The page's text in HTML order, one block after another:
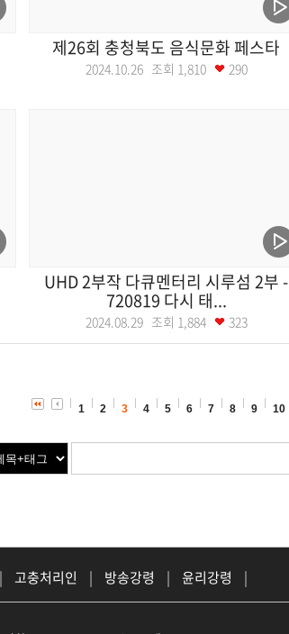
제26회 충청북도 음식문화 페스타
2024.10.26 조회 1,810 290
UHD 2부작 다큐멘터리 시루섬 2부 -
720819 다시 태...
2024.08.29 조회 1,884 323
1 2 3 4 5 6 7 8 9 10
| 고충처리인 | 방송강령 | 윤리강령
|